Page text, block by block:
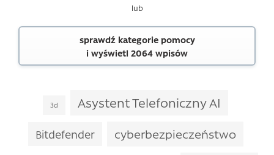
lub
sprawdź kategorie pomocy
i wyświetl 2064 wpisów
3d Asystent Telefoniczny AI
Bitdefender cyberbezpieczeństwo